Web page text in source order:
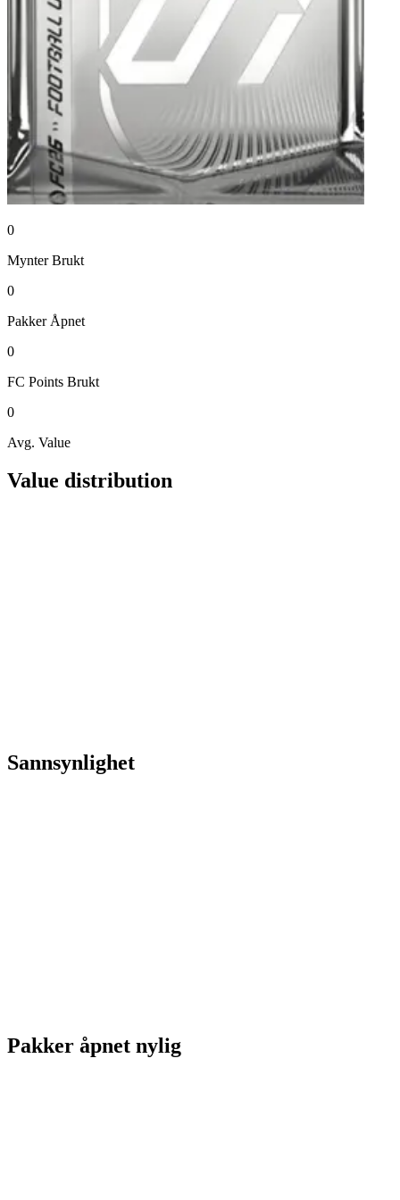
0
Mynter Brukt
0
Pakker Åpnet
0
FC Points Brukt
0
Avg. Value
Value distribution
Sannsynlighet
Pakker åpnet nylig